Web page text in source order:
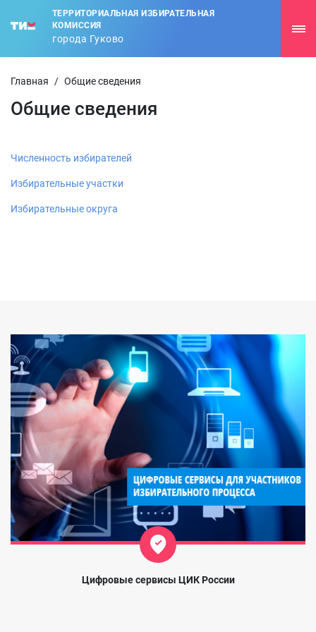
ТЕРРИТОРИАЛЬНАЯ ИЗБИРАТЕЛЬНАЯ
КОМИССИЯ
города Гуково
Главная / Общие сведения
Общие сведения
Численность избирателей
Избирательные участки
Избирательные округа
Цифровые сервисы ЦИК России